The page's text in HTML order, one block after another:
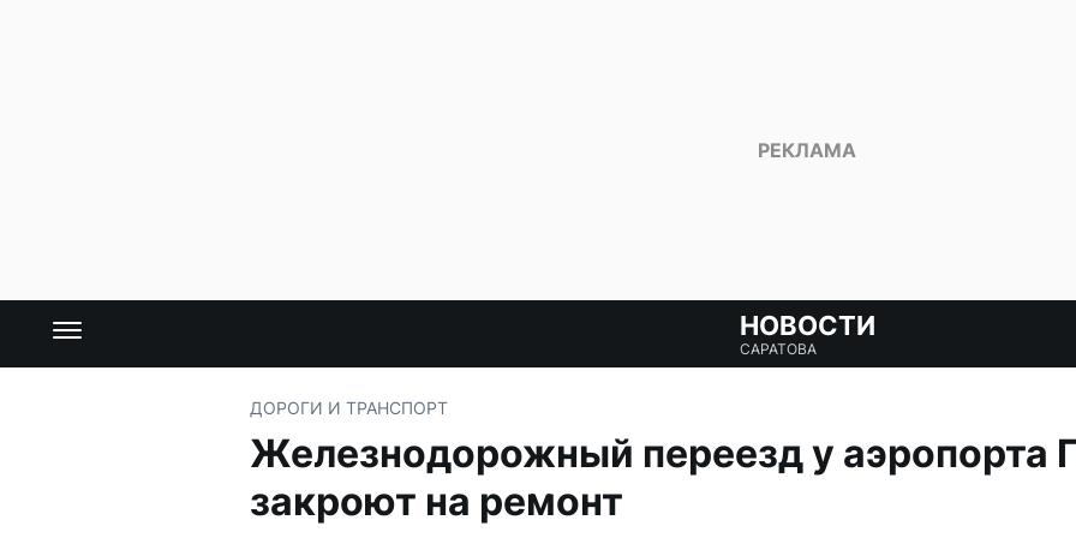
НОВОСТИ
САРАТОВА
ДОРОГИ И ТРАНСПОРТ
Железнодорожный переезд у аэропорта
закроют на ремонт